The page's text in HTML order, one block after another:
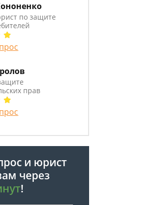
по защите
прав
и юрист
через
!